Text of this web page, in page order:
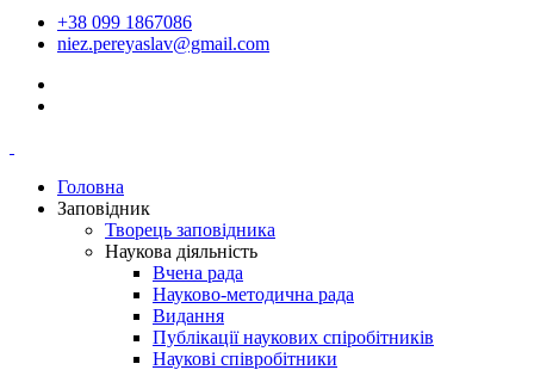
+38 099 1867086
niez.pereyaslav@gmail.com
Головна
Заповідник
Творець заповідника
Наукова діяльність
Вчена рада
Науково-методична рада
Видання
Публікації наукових спіробітників
Наукові співробітники